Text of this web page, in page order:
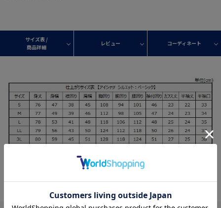
サイズ表 /
商品詳細
レビュー コーディネート